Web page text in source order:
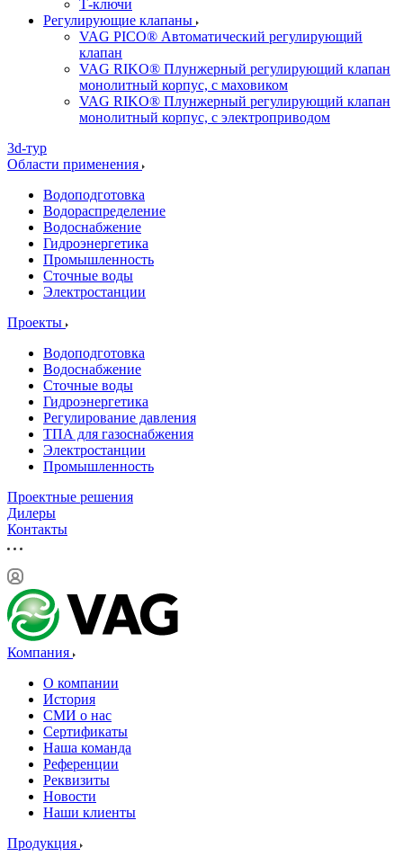
Т-ключи
Регулирующие клапаны
VAG PICO® Автоматический регулирующий
клапан
VAG RIKO® Плунжерный регулирующий клапан
монолитный корпус, с маховиком
VAG RIKO® Плунжерный регулирующий клапан
монолитный корпус, с электроприводом
3d-тур
Области применения
Водоподготовка
Водораспределение
Водоснабжение
Гидроэнергетика
Промышленность
Сточные воды
Электростанции
Проекты
Водоподготовка
Водоснабжение
Сточные воды
Гидроэнергетика
Регулирование давления
ТПА для газоснабжения
Электростанции
Промышленность
Проектные решения
Дилеры
Контакты
Компания
О компании
История
СМИ о нас
Cертификаты
Наша команда
Референции
Реквизиты
Новости
Наши клиенты
Продукция